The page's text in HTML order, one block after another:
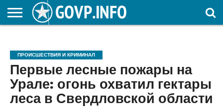
ОБРАЗОВАНИЕ
ПРОИСШЕСТВИЯ И КРИМИНАЛ
Первые лесные пожары на
Урале: огонь охватил гектары
леса в Свердловской области